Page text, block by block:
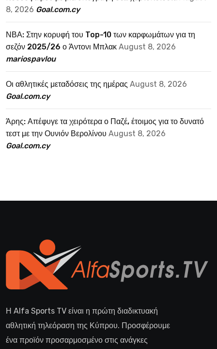
8, 2026 Goal.com.cy
ΝΒΑ: Στην κορυφή του Top-10 των καρφωμάτων για τη
σεζόν 2025/26 ο Άντονι Μπλακ August 8, 2026
mariospavlou
Οι αθλητικές μεταδόσεις της ημέρας August 8, 2026
Goal.com.cy
Άρης: Απέφυγε τα χειρότερα ο Παζέ, έτοιμος για το δυνατό
τεστ με την Ουνιόν Βερολίνου August 8, 2026
Goal.com.cy
Η Alfa Sports TV είναι η πρώτη διαδικτυακή
αθλητική τηλεόραση της Κύπρου. Προσφέρουμε
ένα προϊόν προσαρμοσμένο στις ανάγκες